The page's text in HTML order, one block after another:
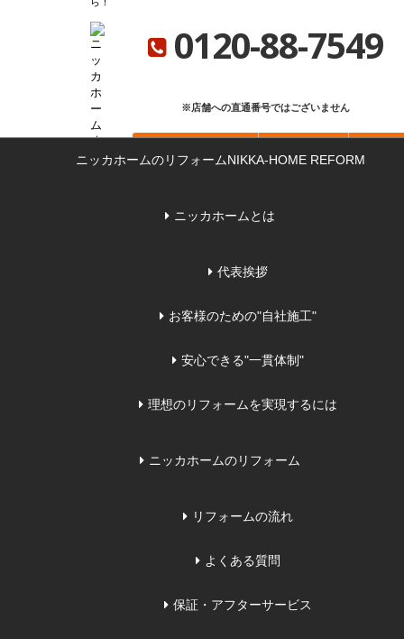
ニッカホーム総合サイト
0120-88-7549
※店舗への直通番号ではございません
ニッカホームのリフォームNIKKA-HOME REFORM
ニッカホームとは
代表挨拶
お客様のための"自社施工"
安心できる"一貫体制"
理想のリフォームを実現するには
ニッカホームのリフォーム
リフォームの流れ
よくある質問
保証・アフターサービス